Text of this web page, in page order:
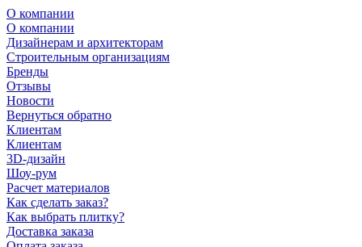
О компании
О компании
Дизайнерам и архитекторам
Строительным организациям
Бренды
Отзывы
Новости
Вернуться обратно
Клиентам
Клиентам
3D-дизайн
Шоу-рум
Расчет материалов
Как сделать заказ?
Как выбрать плитку?
Доставка заказа